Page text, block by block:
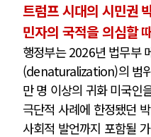
트럼프 시대의 시민권
민자의 국적을 의심할
행정부는 2026년 법무부
(denaturalization)의 범
만 명 이상의 귀화 미국인
극단적 사례에 한정됐던
사회적 발언까지 포함될